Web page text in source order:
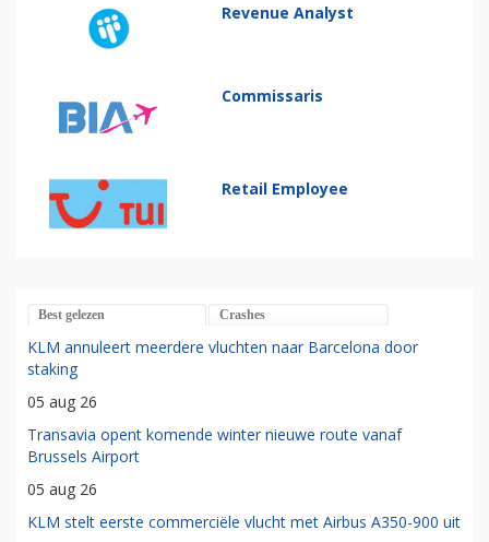
Revenue Analyst
Commissaris
Retail Employee
Best gelezen Crashes
KLM annuleert meerdere vluchten naar Barcelona door
staking
05 aug 26
Transavia opent komende winter nieuwe route vanaf
Brussels Airport
05 aug 26
KLM stelt eerste commerciële vlucht met Airbus A350-900 uit